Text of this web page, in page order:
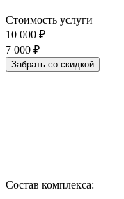
Стоимость услуги
10 000 ₽
7 000 ₽
Забрать со скидкой
Состав комплекса: